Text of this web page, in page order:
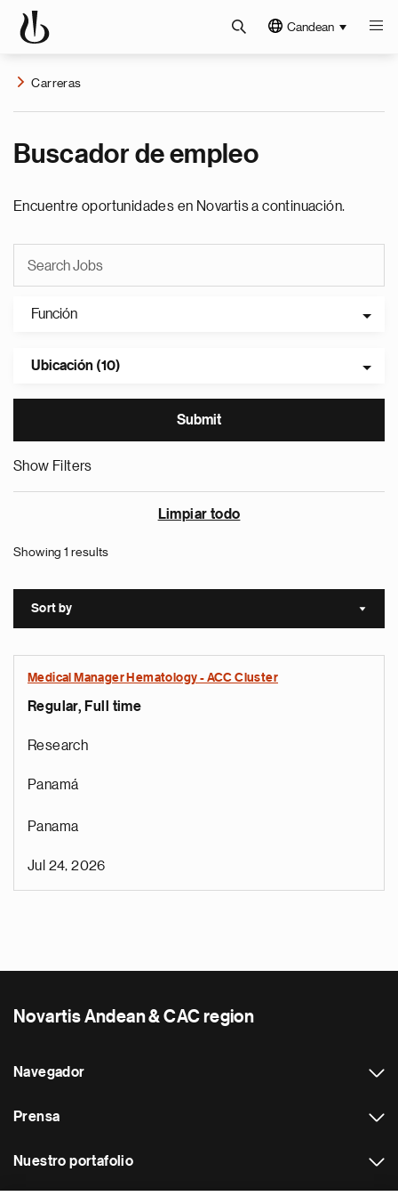
Candean
Carreras
Buscador de empleo
Encuentre oportunidades en Novartis a continuación.
Función
Ubicación (10)
Show Filters
Limpiar todo
Showing 1 results
Sort by Sort
Medical Manager Hematology - ACC Cluster
Regular, Full time
Research
Panamá
Panama
Jul 24, 2026
Novartis Andean & CAC region
Navegador
Prensa
Nuestro portafolio